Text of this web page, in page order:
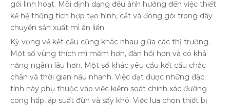
gói linh hoạt. Mỗi định dạng đều ảnh hưởng đến việc thiết
kế hệ thống tích hợp tạo hình, cắt và đóng gói trong dây
chuyền sản xuất mì ăn liền.
Kỳ vọng về kết cấu cũng khác nhau giữa các thị trường.
Một số vùng thích mì mềm hơn, đàn hồi hơn và có khả
năng ngâm lâu hơn. Một số khác yêu cầu kết cấu chắc
chắn và thời gian nấu nhanh. Việc đạt được những đặc
tính này phụ thuộc vào việc kiểm soát chính xác đường
cong hấp, áp suất đùn và sấy khô. Việc lựa chọn thiết bị